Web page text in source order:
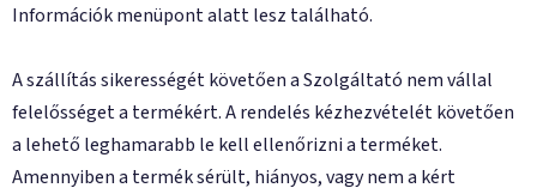
Információk menüpont alatt lesz található.
A szállítás sikerességét követően a Szolgáltató nem vállal
felelősséget a termékért. A rendelés kézhezvételét követően
a lehető leghamarabb le kell ellenőrizni a terméket.
Amennyiben a termék sérült, hiányos, vagy nem a kért